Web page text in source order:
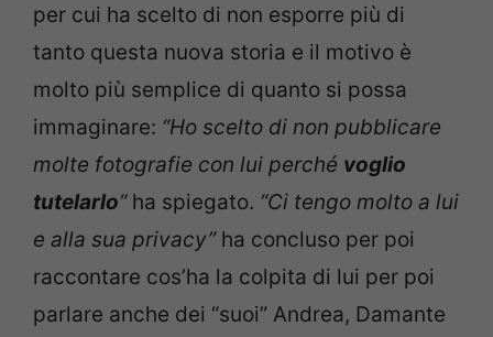
per cui ha scelto di non esporre più di
tanto questa nuova storia e il motivo è
molto più semplice di quanto si possa
immaginare: “Ho scelto di non pubblicare
molte fotografie con lui perché voglio
tutelarlo“ha spiegato. “Ci tengo molto a lui
e alla sua privacy”ha concluso per poi
raccontare cos’ha la colpita di lui per poi
parlare anche dei “suoi” Andrea, Damante